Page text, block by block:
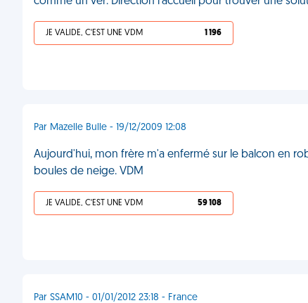
JE VALIDE, C'EST UNE VDM 1 196
Par Mazelle Bulle - 19/12/2009 12:08
Aujourd'hui, mon frère m'a enfermé sur le balcon en
boules de neige. VDM
JE VALIDE, C'EST UNE VDM 59 108
Par SSAM10 - 01/01/2012 23:18 - France